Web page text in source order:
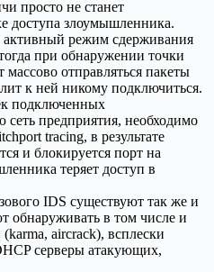
просто не станет
доступа злоумышленника.
режим сдерживания
при обнаружении точки
отправляться пакеты
к ней никому подключиться.
подключенных
сеть предприятия, необходимо
tracing, в результате
и блокируется порт на
теряет доступ в
IDS существуют так же и
обнаруживать в том числе и
aircrack), всплески
серверы атакующих,